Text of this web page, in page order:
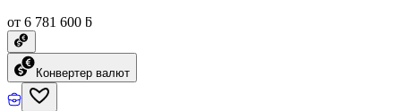
от 6 781 600 ƃ
Конвертер валют